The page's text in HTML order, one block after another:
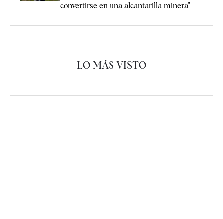
convertirse en una alcantarilla minera"
LO MÁS VISTO